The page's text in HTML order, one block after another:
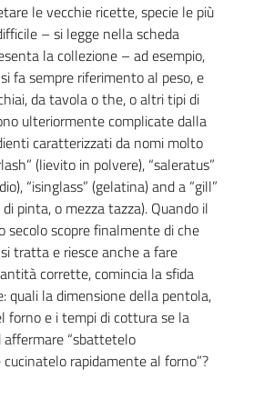
le vecchie ricette, specie le più
– si legge nella scheda
la collezione – ad esempio,
fa sempre riferimento al peso, e
da tavola o the, o altri tipi di
ulteriormente complicate dalla
caratterizzati da nomi molto
(lievito in polvere), “saleratus”
“isinglass” (gelatina) and a “gill”
pinta, o mezza tazza). Quando il
secolo scopre finalmente di che
tratta e riesce anche a fare
corrette, comincia la sfida
quali la dimensione della pentola,
forno e i tempi di cottura se la
“sbattetelo
rapidamente al forno”?